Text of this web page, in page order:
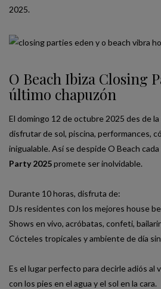
2025.
O Beach Ibiza Closing
último chapuzón
El domingo 12 de octubre 2025 des de
disfrutar de sol, piscina, performances,
inigualable. Así se despide O Beach
Party 2025promete ser inolvidable.
Durante 10 horas, disfruta de:
DJs residentes con los mejores house
Shows en vivo, acróbatas, confeti,
Cócteles tropicales y ambiente de día
Es el lugar perfecto para decirle adiós al
con los pies en el agua y el sol en la cara.